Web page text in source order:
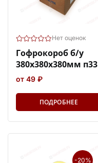
Нет оценок
Гофрокороб б/у
380х380х380мм п33
от 49 ₽
ПОДРОБНЕЕ
-20%